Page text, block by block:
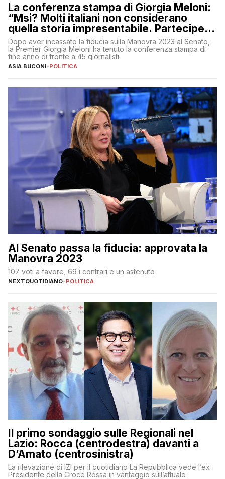
La conferenza stampa di Giorgia Meloni:
“Msi? Molti italiani non considerano
quella storia impresentabile. Parteciperò
al 25 aprile”
Dopo aver incassato la fiducia sulla Manovra 2023 al Senato,
la Premier Giorgia Meloni ha tenuto la conferenza stampa di
fine anno di fronte a 45 giornalisti
ASIA BUCONI-POLITICA
Al Senato passa la fiducia: approvata la
Manovra 2023
107 voti a favore, 69 i contrari e un astenuto
NEXTQUOTIDIANO-POLITICA
Il primo sondaggio sulle Regionali nel
Lazio: Rocca (centrodestra) davanti a
D’Amato (centrosinistra)
La rilevazione di IZI per il quotidiano La Repubblica vede l’ex
Presidente della Croce Rossa in vantaggio sull’attuale